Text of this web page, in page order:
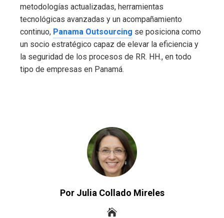
metodologías actualizadas, herramientas
tecnológicas avanzadas y un acompañamiento
continuo, Panama Outsourcing se posiciona como
un socio estratégico capaz de elevar la eficiencia y
la seguridad de los procesos de RR. HH., en todo
tipo de empresas en Panamá.
Por Julia Collado Mireles